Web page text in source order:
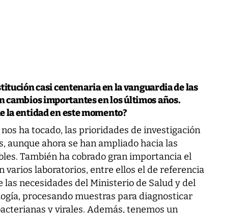
casi centenaria en la vanguardia de las
cambios importantes en los últimos años.
la entidad en este momento?
ha tocado, las prioridades de investigación
aunque ahora se han ampliado hacia las
También ha cobrado gran importancia el
varios laboratorios, entre ellos el de referencia
las necesidades del Ministerio de Salud y del
procesando muestras para diagnosticar
y virales. Además, tenemos un